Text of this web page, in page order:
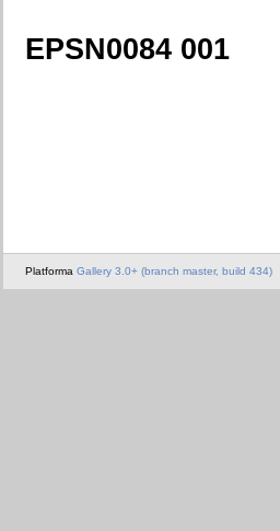
EPSN0084 001
Platforma Gallery 3.0+ (branch master, build 434)